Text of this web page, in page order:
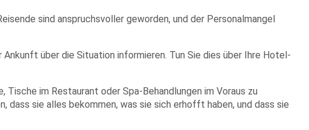
sind anspruchsvoller geworden, und der Personalmangel
über die Situation informieren. Tun Sie dies über Ihre Hotel-
im Restaurant oder Spa-Behandlungen im Voraus zu
dass sie alles bekommen, was sie sich erhofft haben, und dass sie